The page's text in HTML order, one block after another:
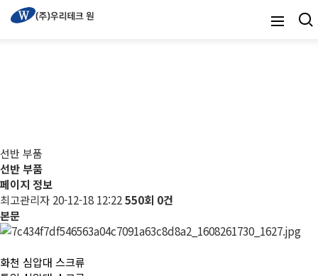
선반 부품
선반 부품
페이지 정보
최고관리자 20-12-18 12:22550회 0건
본문
화천 심압대 스크류